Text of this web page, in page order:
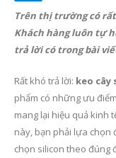
Trên thị trường có
Khách hàng luôn tự
trả lời có trong bài
Rất khó trả lời: keo
phẩm có những ưu
mang lại hiệu quả kinh
này, bạn phải lựa chọn
chọn silicon theo đúng